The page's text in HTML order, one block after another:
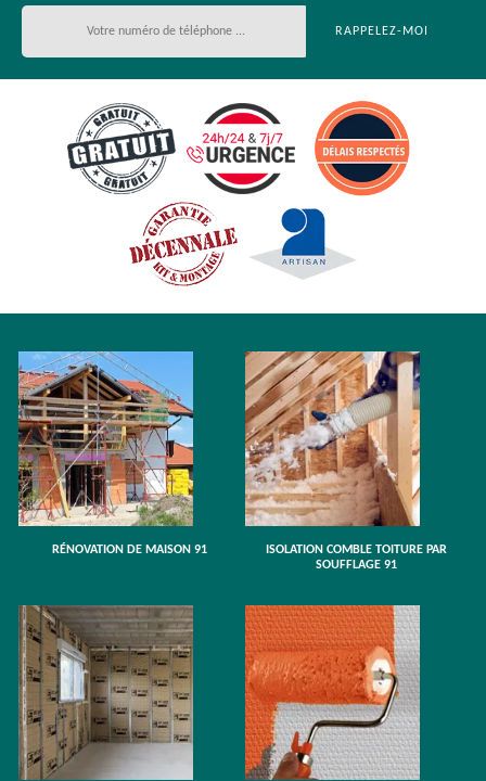
RÉNOVATION DE MAISON 91
ISOLATION COMBLE TOITURE PAR
SOUFFLAGE 91